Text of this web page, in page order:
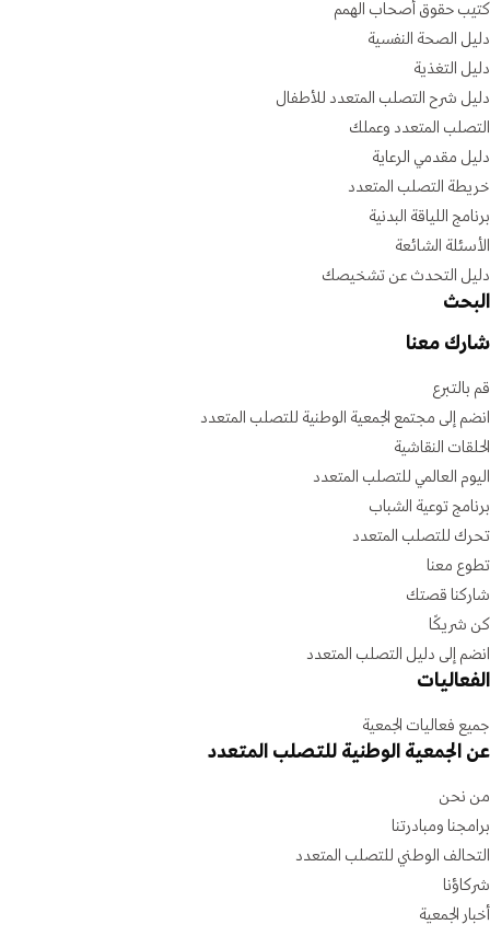
كتيب حقوق أصحاب الهمم
دليل الصحة النفسية
دليل التغذية
دليل شرح التصلب المتعدد للأطفال
التصلب المتعدد وعملك
دليل مقدمي الرعاية
خريطة التصلب المتعدد
برنامج اللياقة البدنية
الأسئلة الشائعة
دليل التحدث عن تشخيصك
البحث
شارك معنا
قم بالتبرع
انضم إلى مجتمع الجمعية الوطنية للتصلب المتعدد
الحلقات النقاشية
اليوم العالمي للتصلب المتعدد
برنامج توعية الشباب
تحرك للتصلب المتعدد
تطوع معنا
شاركنا قصتك
كن شريكًا
انضم إلى دليل التصلب المتعدد
الفعاليات
جميع فعاليات الجمعية
عن الجمعية الوطنية للتصلب المتعدد
من نحن
برامجنا ومبادرتنا
التحالف الوطني للتصلب المتعدد
شركاؤنا
أخبار الجمعية